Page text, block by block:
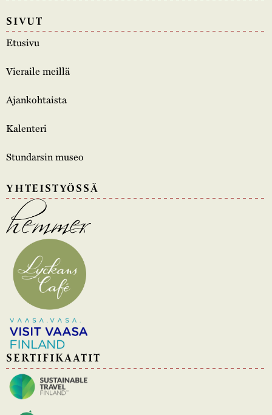
SIVUT
Etusivu
Vieraile meillä
Ajankohtaista
Kalenteri
Stundarsin museo
YHTEISTYÖSSÄ
SERTIFIKAATIT